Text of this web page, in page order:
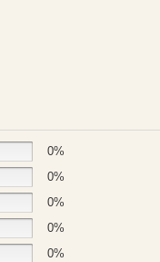
0%
0%
0%
0%
0%